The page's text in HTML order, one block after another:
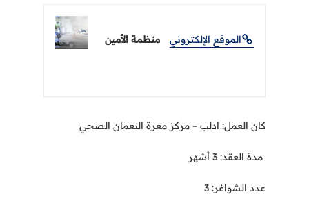
الموقع الإلكتروني منظمة الأمين
كان العمل: ادلب – مركز معرة النعمان الصحي
مدة العقد: 3 أشهر
عدد الشواغر: 3